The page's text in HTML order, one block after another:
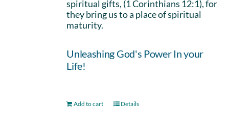
spiritual gifts, (1 Corinthians 12:1), for
they bring us to a place of spiritual
maturity.
Unleashing God's Power In your
Life!
Add to cart Details